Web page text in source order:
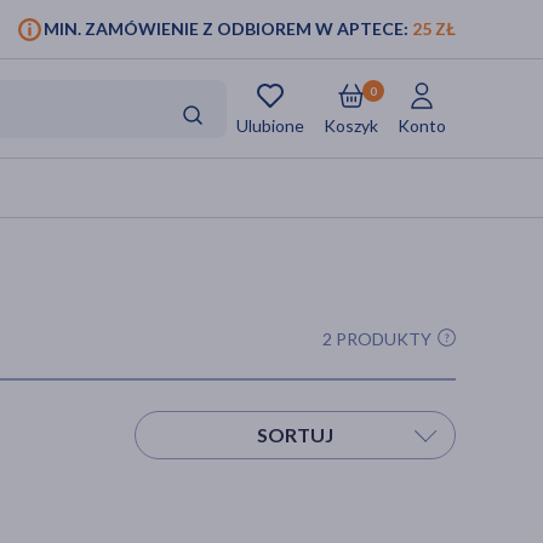
MIN. ZAMÓWIENIE Z ODBIOREM W APTECE: 25 ZŁ
Ulubione Koszyk
0
Konto
2 PRODUKTY
SORTUJ